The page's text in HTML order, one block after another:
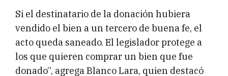
Si el destinatario de la donación hubiera
vendido el bien a un tercero de buena fe, el
acto queda saneado. El legislador protege a
los que quieren comprar un bien que fue
donado”, agrega Blanco Lara, quien destacó